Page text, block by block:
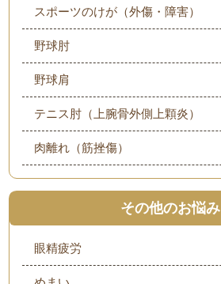
スポーツのけが（外傷・障害）
野球肘
野球肩
テニス肘（上腕骨外側上顆炎）
肉離れ（筋挫傷）
その他のお悩み
眼精疲労